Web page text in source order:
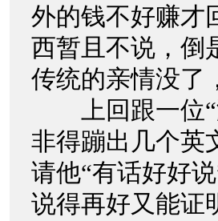
外的钱不好赚才
西暂且不说，倒
传统的亲情没了
上回跟一位“
非得蹦出几个英
请他“有话好好
说得再好又能证